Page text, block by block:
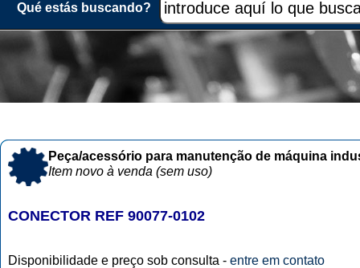
Qué estás buscando?
Peça/acessório para manutenção de máquina
Item novo à venda (sem uso)
CONECTOR REF 90077-0102
Disponibilidade e preço sob consulta - entre em contato